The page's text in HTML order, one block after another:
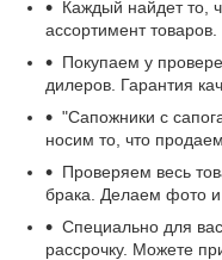
Каждый найдет то,
ассортимент товаров.
Покупаем у
дилеров. Гарантия
"Сапожники с
носим то, что
Проверяем весь
брака. Делаем фото и
Специально для
рассрочку. Можете